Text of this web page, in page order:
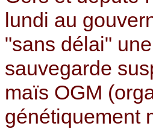
lundi au
"sans délai"
sauvegarde
maïs OGM
génétiquement